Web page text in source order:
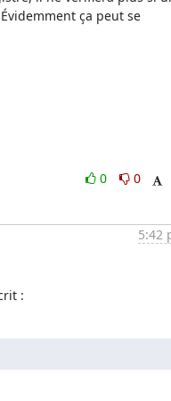
ça peut se
0
0
5:42
: